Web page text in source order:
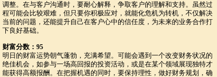
调整。在与客户沟通时，要耐心解释，争取客户的理解和支持。虽然过
程可能会比较艰难，但只要你积极应对，就能化危机为转机，不仅解决
当前的问题，还能提升自己在客户心中的信任度，为未来的业务合作打
下良好基础。
财富分数：95
明日的财富运势朝气蓬勃，充满希望。可能会遇到一个改变财务状况的
绝佳机会，如参与一场高回报的投资活动，或是在某个领域展现独特才
能获得高额报酬。在把握机遇的同时，要保持理性，做好财务规划，确